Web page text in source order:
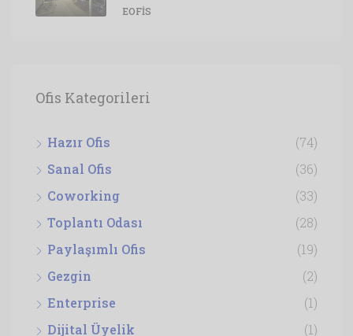
EOFIS
Ofis Kategorileri
Hazır Ofis
(74)
Sanal Ofis
(36)
Coworking
(33)
Toplantı Odası
(28)
Paylaşımlı Ofis
(19)
Gezgin
(2)
Enterprise
(1)
Dijital Üyelik
(1)